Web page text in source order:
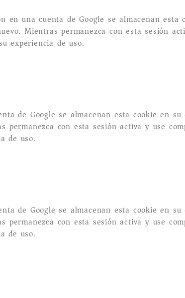
en una cuenta de Google se almacenan
Mientras permanezca con esta sesión
experiencia de uso.
de Google se almacenan esta cookie en
permanezca con esta sesión activa y use
de uso.
de Google se almacenan esta cookie en
permanezca con esta sesión activa y use
de uso.